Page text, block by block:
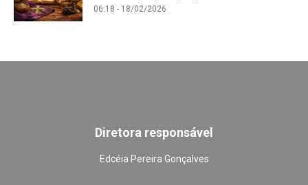
06:18 - 18/02/2026
Diretora responsável
Edcéia Pereira Gonçalves